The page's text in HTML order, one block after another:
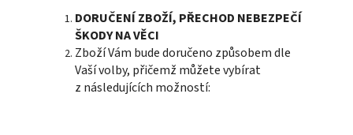
DORUČENÍ ZBOŽÍ, PŘECHOD NEBEZPEČÍ
ŠKODY NA VĚCI
Zboží Vám bude doručeno způsobem dle
Vaší volby, přičemž můžete vybírat
z následujících možností: